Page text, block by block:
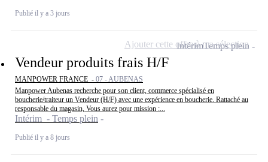
Publié il y a 3 jours
Vendeur produits frais H/F
MANPOWER FRANCE - 07 - AUBENAS
Manpower Aubenas recherche pour son client, commerce spécialisé en
boucherie/traiteur un Vendeur (H/F) avec une expérience en boucherie. Rattaché au
responsable du magasin, Vous aurez pour mission :...
Intérim - Temps plein
Publié il y a 8 jours
IntérimTemps plein
Ajouter cette offre à ma sélection